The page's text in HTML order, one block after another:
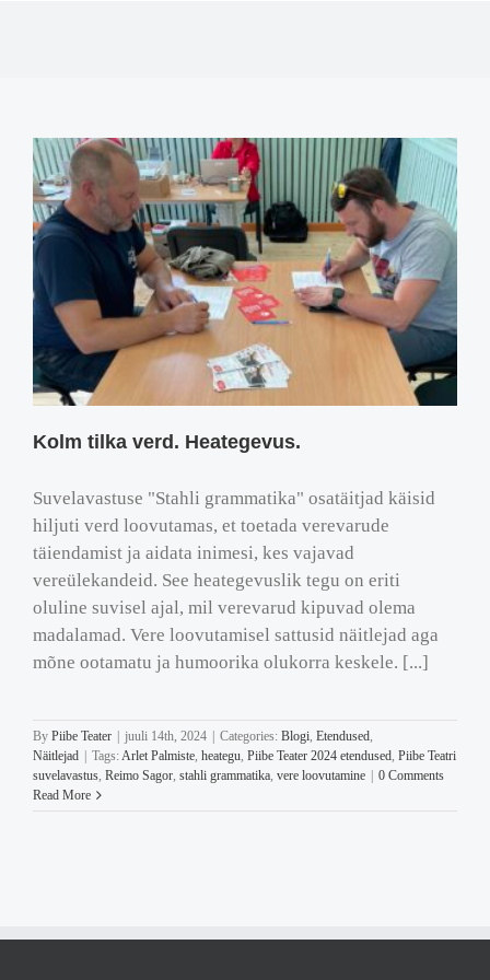
Kolm tilka verd. Heategevus.
Suvelavastuse "Stahli grammatika" osatäitjad käisid
hiljuti verd loovutamas, et toetada verevarude
täiendamist ja aidata inimesi, kes vajavad
vereülekandeid. See heategevuslik tegu on eriti
oluline suvisel ajal, mil verevarud kipuvad olema
madalamad. Vere loovutamisel sattusid näitlejad aga
mõne ootamatu ja humoorika olukorra keskele. [...]
By Piibe Teater juuli 14th, 2024 Categories: Blogi, Etendused,
Näitlejad
Tags:Arlet Palmiste, heategu, Piibe Teater 2024 etendused, Piibe Teatri
suvelavastus, Reimo Sagor, stahli grammatika, vere loovutamine
0 Comments
Read More